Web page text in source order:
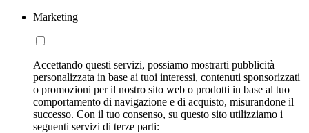
Marketing
Accettando questi servizi, possiamo mostrarti pubblicità
personalizzata in base ai tuoi interessi, contenuti sponsorizzati
o promozioni per il nostro sito web o prodotti in base al tuo
comportamento di navigazione e di acquisto, misurandone il
successo. Con il tuo consenso, su questo sito utilizziamo i
seguenti servizi di terze parti: